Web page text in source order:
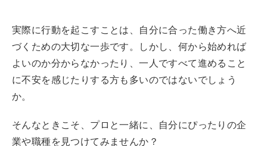
実際に行動を起こすことは、自分に合った働き方へ近
づくための大切な一歩です。しかし、何から始めれば
よいのか分からなかったり、一人ですべて進めること
に不安を感じたりする方も多いのではないでしょう
か。
そんなときこそ、プロと一緒に、自分にぴったりの企
業や職種を見つけてみませんか？